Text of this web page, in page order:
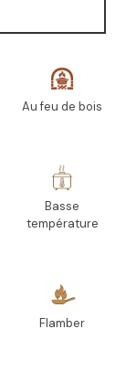
Au feu de bois
Basse
température
Flamber